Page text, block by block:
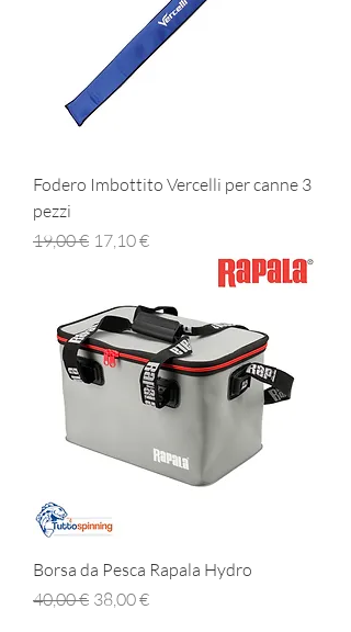
Fodero Imbottito Vercelli per canne 3
pezzi
Prezzo regolare
19,00 € Prezzo scontato
17,10 €
Borsa da Pesca Rapala Hydro
Prezzo regolare
40,00 € Prezzo scontato
38,00 €